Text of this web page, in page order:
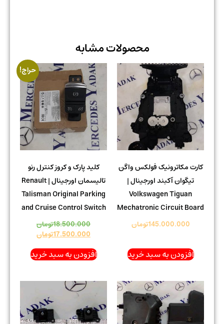
محصولات مشابه
کارت مکاترونیک فولکس واگن
تیگوان آکبند اورجینال |
Volkswagen Tiguan
Mechatronic Circuit Board
145.000.000تومان
افزودن به سبد خرید
حراج!
کلید پارک و کروز کنترل رنو
تالیسمان اورجینال | Renault
Talisman Original Parking
and Cruise Control Switch
18.500.000تومان
17.500.000تومان
افزودن به سبد خرید